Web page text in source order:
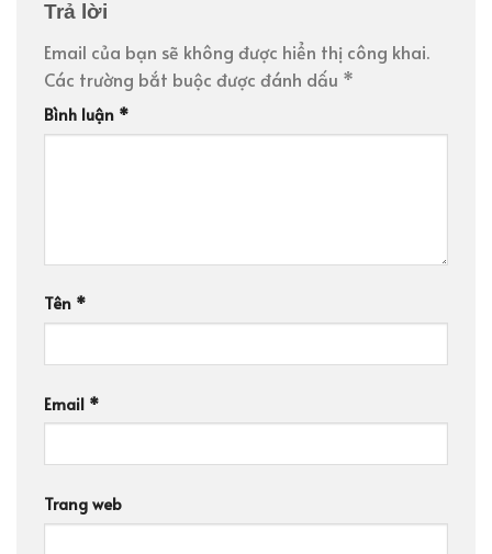
Trả lời
Email của bạn sẽ không được hiển thị công khai.
Các trường bắt buộc được đánh dấu *
Bình luận *
Tên *
Email *
Trang web